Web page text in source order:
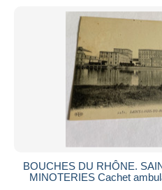
BOUCHES DU RHÔNE.
MINOTERIES Cachet